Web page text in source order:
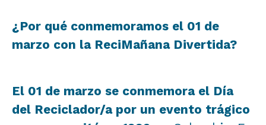
¿Por qué conmemoramos el 01 de
marzo con la ReciMañana Divertida?
El 01 de marzo se conmemora el Día
del Reciclador/a por un evento trágico